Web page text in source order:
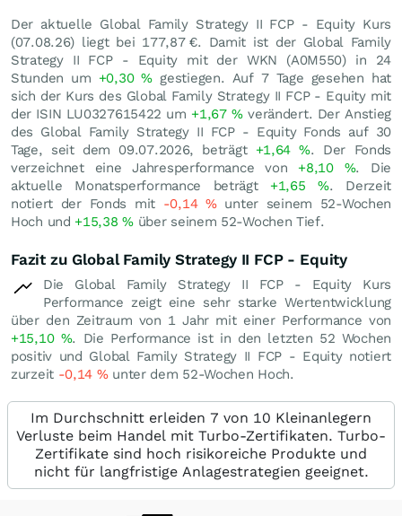
Der aktuelle Global Family Strategy II FCP - Equity Kurs
(07.08.26) liegt bei 177,87 €. Damit ist der Global Family
Strategy II FCP - Equity mit der WKN (A0M550) in 24
Stunden um +0,30% gestiegen. Auf 7 Tage gesehen hat
sich der Kurs des Global Family Strategy II FCP - Equity mit
der ISIN LU0327615422 um +1,67%verändert. Der Anstieg
des Global Family Strategy II FCP - Equity Fonds auf 30
Tage, seit dem 09.07.2026, beträgt +1,64%. Der Fonds
verzeichnet eine Jahresperformance von +8,10 %. Die
aktuelle Monatsperformance beträgt +1,65%. Derzeit
notiert der Fonds mit -0,14 %unter seinem 52-Wochen
Hoch und +15,38%über seinem 52-Wochen Tief.
Fazit zu Global Family Strategy II FCP - Equity
Die Global Family Strategy II FCP - Equity Kurs
Performance zeigt eine sehr starke Wertentwicklung
über den Zeitraum von 1 Jahr mit einer Performance von
+15,10 %. Die Performance ist in den letzten 52 Wochen
positiv und Global Family Strategy II FCP - Equity notiert
zurzeit -0,14 %unter dem 52-Wochen Hoch.
Im Durchschnitt erleiden 7 von 10 Kleinanlegern
Verluste beim Handel mit Turbo-Zertifikaten. Turbo-
Zertifikate sind hoch risikoreiche Produkte und
nicht für langfristige Anlagestrategien geeignet.